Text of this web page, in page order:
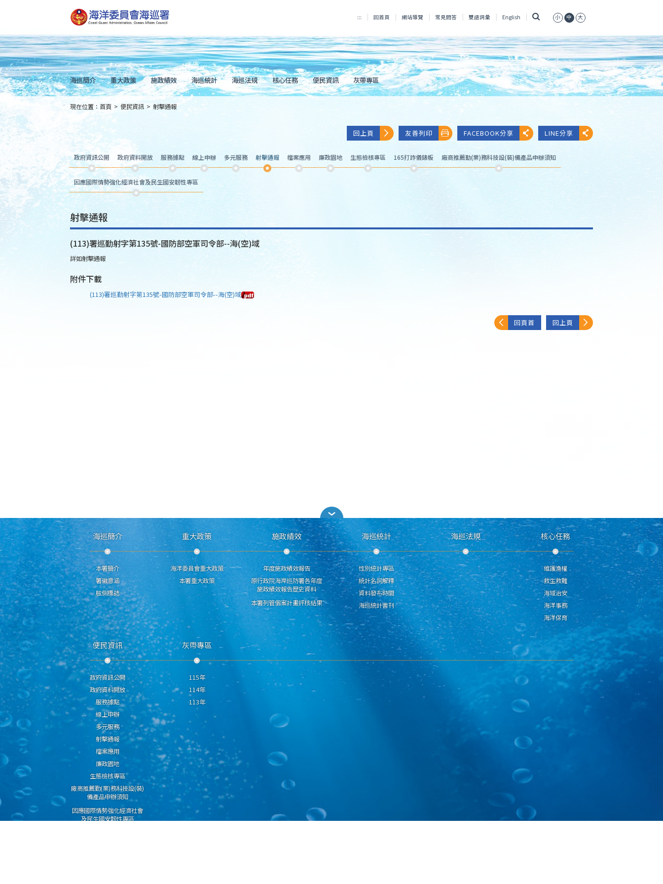
到
主
內
容
Skip
to
main
content
::: 回首頁 網站導覽 常見問答 雙語詞彙 English 小 中 大
海巡簡介 重大政策 施政績效 海巡統計 海巡法規 核心任務 便民資訊 灰帶專區
::: 現在位置： 首頁 > 便民資訊 > 射擊通報
回上頁 友善列印 FACEBOOK分享 LINE分享
政府資訊公開 政府資料開放 服務據點 線上申辦 多元服務 射擊通報 檔案應用 廉政園地 生態檢核專區 165打詐儀錶板 廠商推薦勤(業)務科技設(裝)備產品申辦須知
因應國際情勢強化經濟社會及民生國安韌性專區
射擊通報
(113)署巡勤射字第135號-國防部空軍司令部--海(空)域
詳如射擊通報
附件下載
(113)署巡勤射字第135號-國防部空軍司令部--海(空)域
回頁首 回上頁
海巡簡介
本署簡介
署徽意涵
舷側標誌
重大政策
海洋委員會重大政策
本署重大政策
施政績效
年度施政績效報告
原行政院海岸巡防署各年度
施政績效報告歷史資料
本署列管個案計畫評核結果
海巡統計
性別統計專區
統計名詞解釋
資料發布時間
海巡統計書刊
海巡法規 核心任務
維護漁權
救生救難
海域治安
海洋事務
海洋保育
便民資訊
政府資訊公開
政府資料開放
服務據點
線上申辦
多元服務
射擊通報
檔案應用
廉政園地
生態檢核專區
廠商推薦勤(業)務科技設(裝)
備產品申辦須知
因應國際情勢強化經濟社會
及民生國安韌性專區
灰帶專區
115年
114年
113年